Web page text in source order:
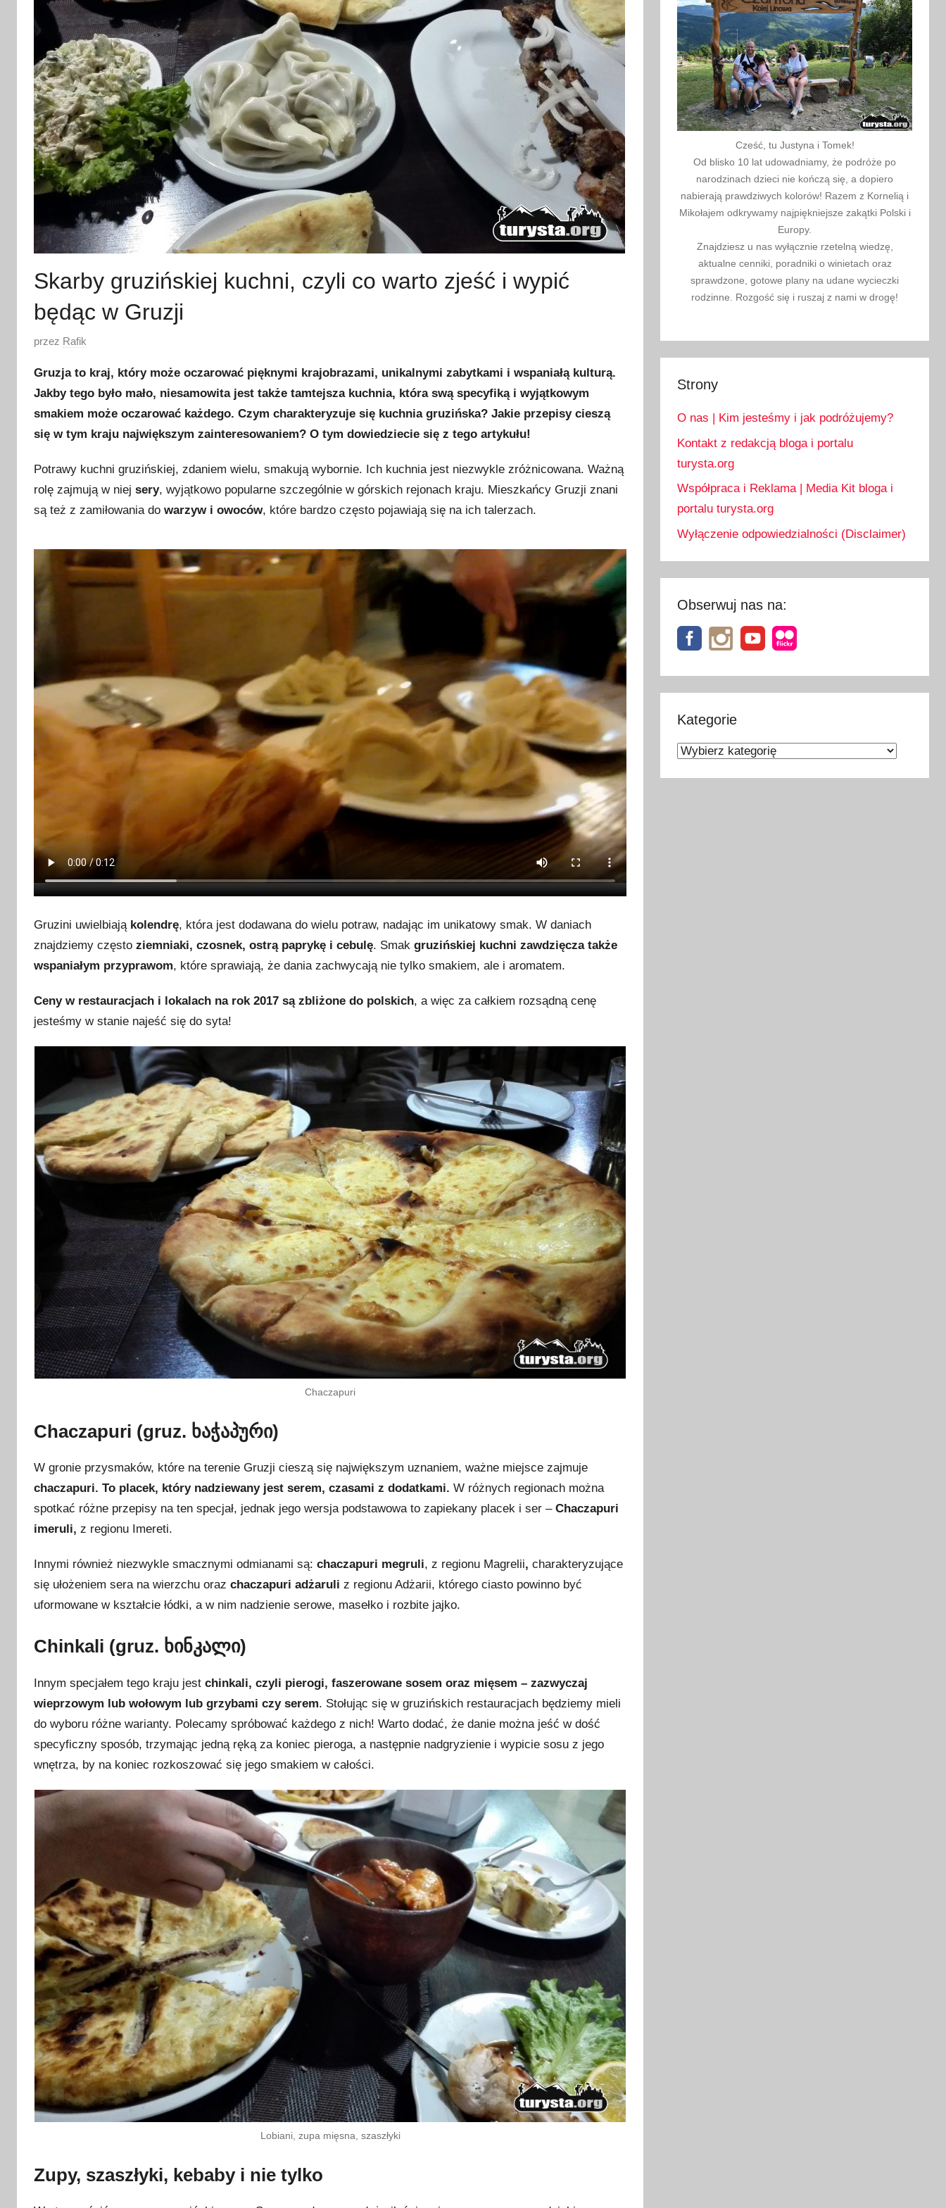
Skarby gruzińskiej kuchni, czyli co warto zjeść i wypić
będąc w Gruzji
O
u
b
l
i
o
w
a
1
9
j
2
0
1
7
przez Rafik
Gruzja to kraj, który może oczarować pięknymi krajobrazami, unikalnymi zabytkami i wspaniałą kulturą.
Jakby tego było mało, niesamowita jest także tamtejsza kuchnia, która swą specyfiką i wyjątkowym
smakiem może oczarować każdego. Czym charakteryzuje się kuchnia gruzińska? Jakie przepisy cieszą
się w tym kraju największym zainteresowaniem? O tym dowiedziecie się z tego artykułu!
Potrawy kuchni gruzińskiej, zdaniem wielu, smakują wybornie. Ich kuchnia jest niezwykle zróżnicowana. Ważną
rolę zajmują w niej sery, wyjątkowo popularne szczególnie w górskich rejonach kraju. Mieszkańcy Gruzji znani
są też z zamiłowania do warzyw i owoców, które bardzo często pojawiają się na ich talerzach.
Gruzini uwielbiają kolendrę, która jest dodawana do wielu potraw, nadając im unikatowy smak. W daniach
znajdziemy często ziemniaki, czosnek, ostrą paprykę i cebulę. Smak gruzińskiej kuchni zawdzięcza także
wspaniałym przyprawom, które sprawiają, że dania zachwycają nie tylko smakiem, ale i aromatem.
Ceny w restauracjach i lokalach na rok 2017 są zbliżone do polskich, a więc za całkiem rozsądną cenę
jesteśmy w stanie najeść się do syta!
Chaczapuri
Chaczapuri (gruz. ხაჭაპური)
W gronie przysmaków, które na terenie Gruzji cieszą się największym uznaniem, ważne miejsce zajmuje
chaczapuri. To placek, który nadziewany jest serem, czasami z dodatkami. W różnych regionach można
spotkać różne przepisy na ten specjał, jednak jego wersja podstawowa to zapiekany placek i ser – Chaczapuri
imeruli, z regionu Imereti.
Innymi również niezwykle smacznymi odmianami są: chaczapuri megruli, z regionu Magrelii, charakteryzujące
się ułożeniem sera na wierzchu oraz chaczapuri adżaruli z regionu Adżarii, którego ciasto powinno być
uformowane w kształcie łódki, a w nim nadzienie serowe, masełko i rozbite jajko.
Chinkali (gruz. ხინკალი)
Innym specjałem tego kraju jest chinkali, czyli pierogi, faszerowane sosem oraz mięsem – zazwyczaj
wieprzowym lub wołowym lub grzybami czy serem. Stołując się w gruzińskich restauracjach będziemy mieli
do wyboru różne warianty. Polecamy spróbować każdego z nich! Warto dodać, że danie można jeść w dość
specyficzny sposób, trzymając jedną ręką za koniec pieroga, a następnie nadgryzienie i wypicie sosu z jego
wnętrza, by na koniec rozkoszować się jego smakiem w całości.
Lobiani, zupa mięsna, szaszłyki
Zupy, szaszłyki, kebaby i nie tylko
Cześć, tu Justyna i Tomek!
Od blisko 10 lat udowadniamy, że podróże po
narodzinach dzieci nie kończą się, a dopiero
nabierają prawdziwych kolorów! Razem z Kornelią i
Mikołajem odkrywamy najpiękniejsze zakątki Polski i
Europy.
Znajdziesz u nas wyłącznie rzetelną wiedzę,
aktualne cenniki, poradniki o winietach oraz
sprawdzone, gotowe plany na udane wycieczki
rodzinne. Rozgość się i ruszaj z nami w drogę!
Strony
O nas | Kim jesteśmy i jak podróżujemy?
Kontakt z redakcją bloga i portalu
turysta.org
Współpraca i Reklama | Media Kit bloga i
portalu turysta.org
Wyłączenie odpowiedzialności (Disclaimer)
Obserwuj nas na:
Kategorie
Kategorie